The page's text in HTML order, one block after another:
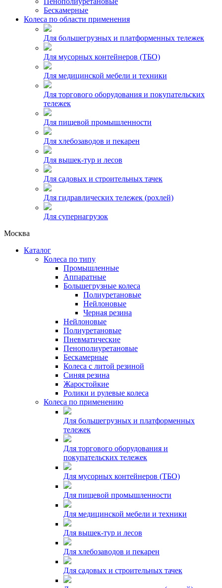
Бескамерные
Колеса по области применения
Для большегрузных и платформенных тележек
Для мусорных контейнеров (ТБО)
Для медицинской мебели и техники
Для торгового оборудования и покупательских
тележек
Для пищевой промышленности
Для хлебозаводов и пекарен
Для вышек-тур и лесов
Для садовых и строительных тачек
Для гидравлических тележек (рохлей)
Для супернагрузок
Москва
Каталог
Колеса по типу
Промышленные
Аппаратные
Большегрузные колеса
Полиуретановые
Нейлоновые
Черная резина
Нейлоновые
Полиуретановые
Пневматические
Пенополиуретановые
Бескамерные
Колеса с литой резиной
Синяя резина
Жаростойкие
Ролики и рулевые колеса
Колеса по применению
Для большегрузных и платформенных
тележек
Для торгового оборудования и
покупательских тележек
Для мусорных контейнеров (ТБО)
Для пищевой промышленности
Для медицинской мебели и техники
Для вышек-тур и лесов
Для хлебозаводов и пекарен
Для садовых и строительных тачек